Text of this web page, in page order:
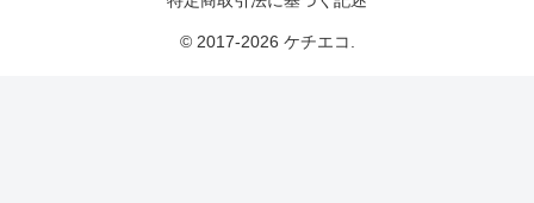
© 2017-2026 ケチエコ.